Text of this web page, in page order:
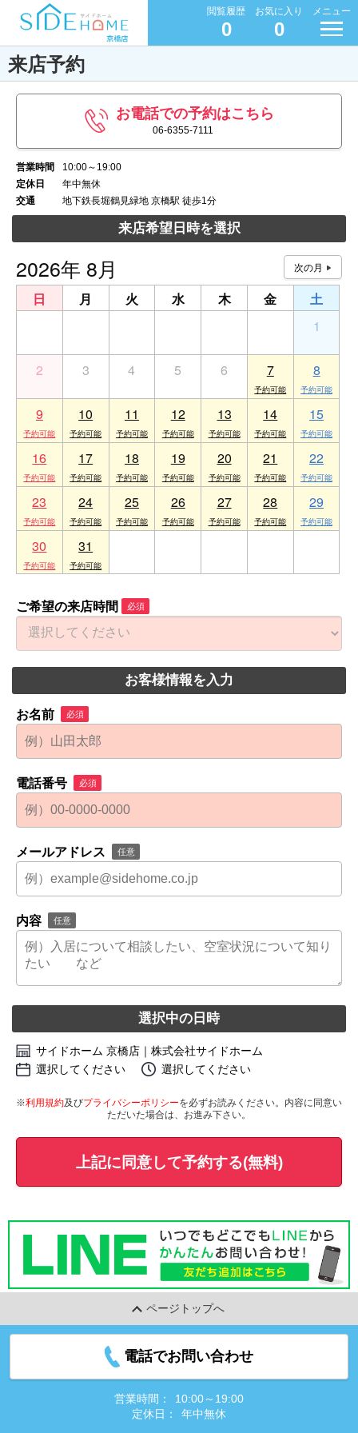
閲覧履歴
0
お気に入り
0
メニュー
来店予約
お電話での予約はこちら
06-6355-7111
営業時間
10:00～19:00
定休日
年中無休
交通
地下鉄長堀鶴見緑地 京橋駅 徒歩1分
来店希望日時を選択
2026年 8月
日 月 火 水 木 金
土
1
2 3 4 5 6 7 8
9 10 11 12 13 14 15
16 17 18 19 20 21 22
23 24 25 26 27 28 29
30 31
ご希望の来店時間 必須
お客様情報を入力
お名前 必須
電話番号 必須
メールアドレス 任意
内容 任意
選択中の日時
サイドホーム 京橋店｜株式会社サイドホーム
選択してください
選択してください
※利用規約及びプライバシーポリシーを必ずお読みください。内容に同意い
ただいた場合は、お進み下さい。
上記に同意して予約する(無料)
ページトップへ
電話でお問い合わせ
営業時間：
10:00～19:00
定休日：
年中無休